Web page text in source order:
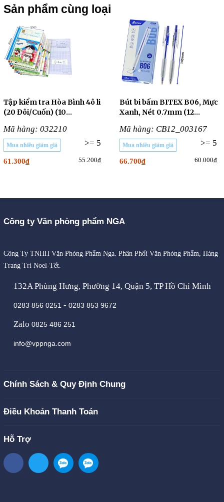
Sản phẩm cùng loại
Tập kiểm tra Hòa Bình 4ô li
(20 Đôi/Cuốn) (10
Mã hàng: 032210
>= 5
Mua nhiều giảm giá
61.300₫ 55.200₫
Bút bi bấm BITEX B06, Mực
Xanh, Nét 0.7mm (12
Mã hàng: CB12_003167
>= 5
Mua nhiều giảm giá
66.700₫ 60.000₫
Công ty Văn phòng phẩm NGA
Công Ty TNHH Văn Phòng Phẩm Nga. Phân Phối Văn Phòng Phẩm, Hàng
Trang Trí Noel-Tết.
132A Phùng Hưng, Phường 14, Quận 5, TP Hồ Chí Minh
0283 856 0251 - 0283 853 9672
Zalo 0825 486 251
info@vppnga.com
Chính Sách & Quy Định Chung
Điều Khoản Thanh Toán
Hỗ Trợ